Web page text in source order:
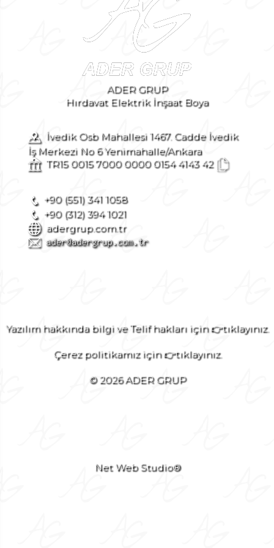
ADER GRUP
Hırdavat Elektrik İnşaat Boya
İvedik Osb Mahallesi 1467. Cadde İvedik
İş Merkezi No 6 Yenimahalle/Ankara
TR15 0015 7000 0000 0154 4143 42
+90 (551) 341 1058
+90 (312) 394 1021
adergrup.com.tr
Yazılım hakkında bilgi ve Telif hakları için 👉tıklayınız.
Çerez politikamız için 👉tıklayınız.
© 2026 ADER GRUP
Net Web Studio®